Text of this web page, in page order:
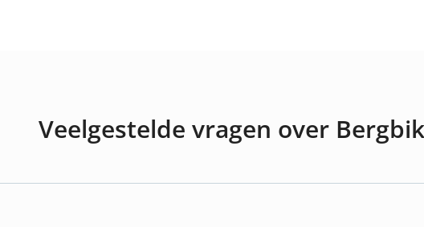
Veelgestelde vragen over